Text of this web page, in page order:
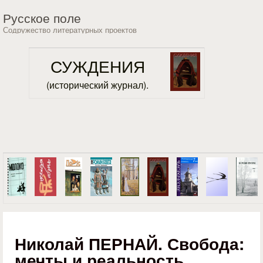
Русское поле
Содружество литературных проектов
СУЖДЕНИЯ
(исторический журнал).
Николай ПЕРНАЙ. Свобода: